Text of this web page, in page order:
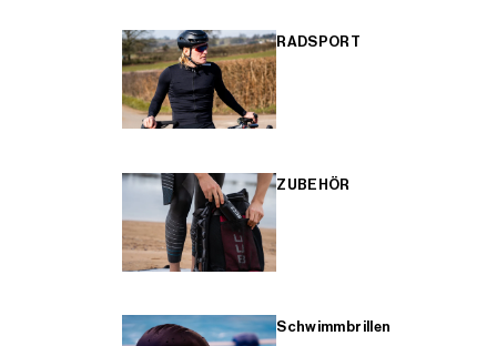
RADSPORT
ZUBEHÖR
Schwimmbrillen